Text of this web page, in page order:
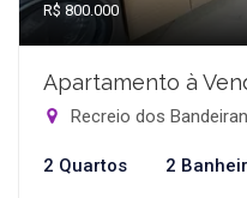
R$ 800.000
Apartamento à
Recreio dos
2 Quartos 2